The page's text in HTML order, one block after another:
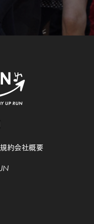
約会社概要